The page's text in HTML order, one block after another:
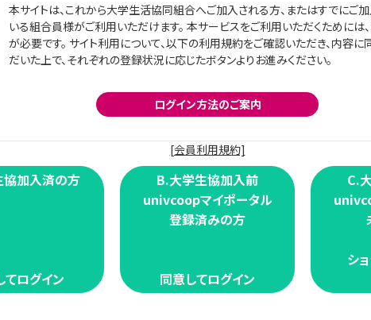
本サイトは、これから大学生活協同組合へご加入される方、またはすでにご
いる組合員様がご利用いただけます。 本サービスをご利用いただくためには
が必要です。 サイト利用について、以下の利用規約をご確認いただき、内容に
だいた上で、それぞれの登録状況に応じたボタンよりお進みください。
ログイン方法のご案内
[会員利用規約]
加入済の方
てログイン
B.大学生協加入前
univcoopマイポータル
登録済みの方
同意してログイン
C.
シ